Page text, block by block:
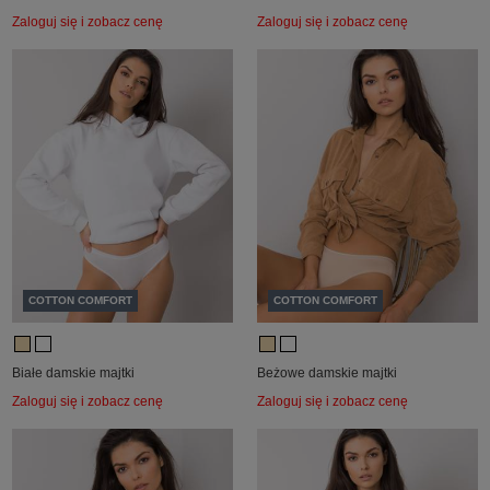
Zaloguj się i zobacz cenę Zaloguj się i zobacz cenę
COTTON COMFORT
Białe damskie majtki
Zaloguj się i zobacz cenę
COTTON COMFORT
Beżowe damskie majtki
Zaloguj się i zobacz cenę